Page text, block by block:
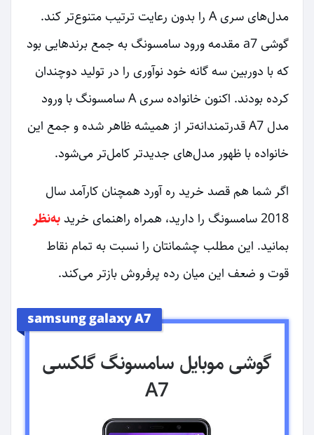
مدل‌های سری A را بدون رعایت ترتیب متنوع‌تر کند.
گوشی a7 مقدمه ورود سامسونگ به جمع برندهایی بود
که با دوربین سه گانه خود نوآوری را در تولید دوچندان
کرده بودند. اکنون خانواده سری A سامسونگ با ورود
مدل A7 قدرتمندانه‌تر از همیشه ظاهر شده و جمع این
خانواده با ظهور مدل‌های جدیدتر کامل‌تر می‌شود.
اگر شما هم قصد خرید ره آورد همچنان کارآمد سال
2018 سامسونگ را دارید، همراه راهنمای خرید
به‌نظر
بمانید. این مطلب چشمانتان را نسبت به تمام نقاط
قوت و ضعف این میان رده پرفروش بازتر می‌کند.
samsung galaxy A7
گوشی موبایل سامسونگ گلکسی
A7